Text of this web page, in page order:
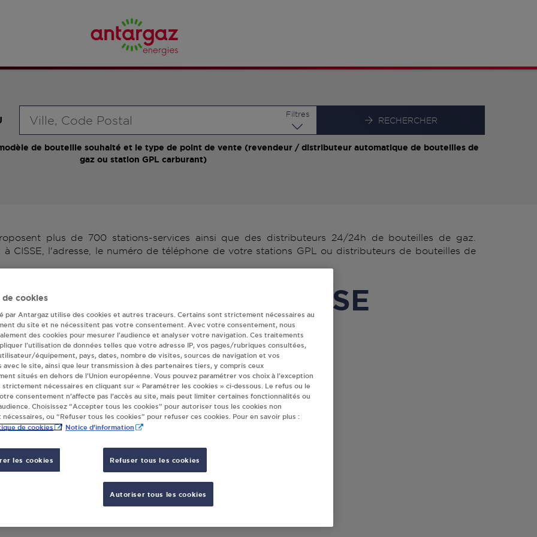
Filtres
RECHERCHER
de bouteille souhaité et le type de point de vente (revendeur / distributeur automatique de bouteilles de
gaz ou station GPL carburant)
plus de 700 stations-services ainsi que des distributeurs 24/24h de bouteilles de gaz.
CISSE, l'adresse, le numéro de téléphone de votre stations GPL ou distributeurs de bouteilles de
Antargaz à CISSE
MEDIS CISSE
DU PLAT D ETAIN
CISSE
S'Y RENDRE
de cookies
par Antargaz utilise des cookies et autres traceurs. Certains sont strictement nécessaires au
du site et ne nécessitent pas votre consentement. Avec votre consentement, nous
des cookies pour mesurer l’audience et analyser votre navigation. Ces traitements
l’utilisation de données telles que votre adresse IP, vos pages/rubriques consultées,
équipement, pays, dates, nombre de visites, sources de navigation et vos
avec le site, ainsi que leur transmission à des partenaires tiers, y compris ceux
situés en dehors de l’Union européenne. Vous pouvez paramétrer vos choix à l’exception
strictement nécessaires en cliquant sur « Paramétrer les cookies » ci-dessous. Le refus ou le
consentement n’affecte pas l’accès au site, mais peut limiter certaines fonctionnalités ou
Choisissez “Accepter tous les cookies” pour autoriser tous les cookies non
ou “Refuser tous les cookies” pour refuser ces cookies. Pour en savoir plus :
de cookies Notice d'information
les cookies Refuser tous les cookies
Autoriser tous les cookies